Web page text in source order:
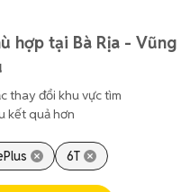
hợp tại Bà Rịa - Vũng
thay đổi khu vực tìm
kết quả hơn
6T